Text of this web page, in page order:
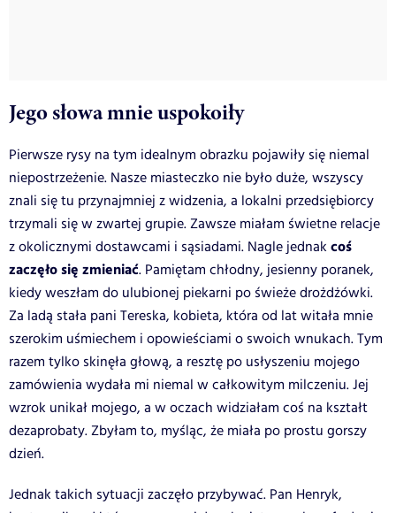
Jego słowa mnie uspokoiły
Pierwsze rysy na tym idealnym obrazku pojawiły się niemal
niepostrzeżenie. Nasze miasteczko nie było duże, wszyscy
znali się tu przynajmniej z widzenia, a lokalni przedsiębiorcy
trzymali się w zwartej grupie. Zawsze miałam świetne relacje
z okolicznymi dostawcami i sąsiadami. Nagle jednak coś
zaczęło się zmieniać. Pamiętam chłodny, jesienny poranek,
kiedy weszłam do ulubionej piekarni po świeże drożdżówki.
Za ladą stała pani Tereska, kobieta, która od lat witała mnie
szerokim uśmiechem i opowieściami o swoich wnukach. Tym
razem tylko skinęła głową, a resztę po usłyszeniu mojego
zamówienia wydała mi niemal w całkowitym milczeniu. Jej
wzrok unikał mojego, a w oczach widziałam coś na kształt
dezaprobaty. Zbyłam to, myśląc, że miała po prostu gorszy
dzień.
Jednak takich sytuacji zaczęło przybywać. Pan Henryk,